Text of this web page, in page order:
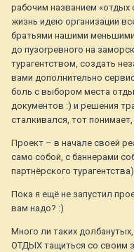
рабочим названием
жизнь идею организации
братьями нашими
до пузогревного на
турагентством, создать
вами дополнительно
боль с выбором места
документов :) и решения
сталкивался, тот
Проект – в начале своей
само собой, с баннерами
партнёрского
Пока я ещё не запустил
вам надо? :)
Много ли таких
ОТДЫХ тащиться со своим